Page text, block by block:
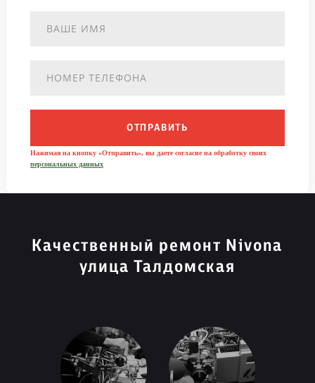
ОТПРАВИТЬ
Нажимая на кнопку «Отправить», вы даете согласие на обработку своих
персональных данных
Качественный ремонт Nivona
улица Талдомская